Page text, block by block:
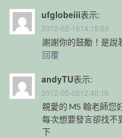
ufglobeiii表示:
2012-02-1914:15:03
謝謝你的鼓勵！是說
回覆
andyTU表示:
2012-05-0212:40:16
親愛的 MS 翰老師您
每次想要發言卻找不
下